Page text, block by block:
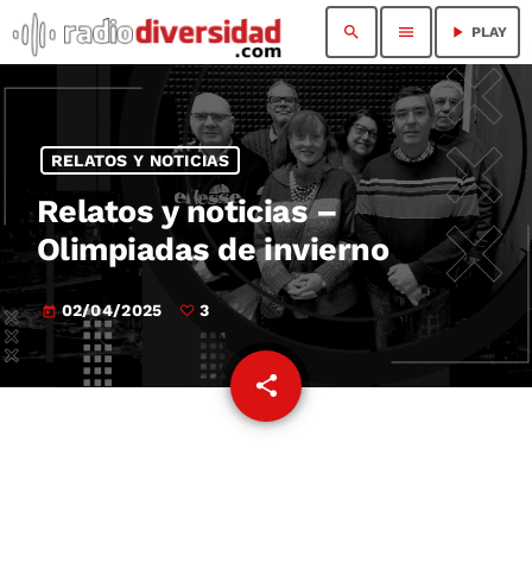
search menu play_arrow PLAY
RELATOS Y NOTICIAS
Relatos y noticias –
Olimpiadas de invierno
today 02/04/2025 3
share
email